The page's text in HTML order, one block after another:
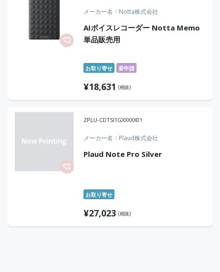
メーカー名 Notta株式会社
AIボイスレコーダー Notta Memo
単品販売用
お取り寄せ 要申請
¥18,631 (税抜)
ZPLU-CDTSI1GXXXXX01
メーカー名 Plaud株式会社
Plaud Note Pro Silver
お取り寄せ
¥27,023 (税抜)